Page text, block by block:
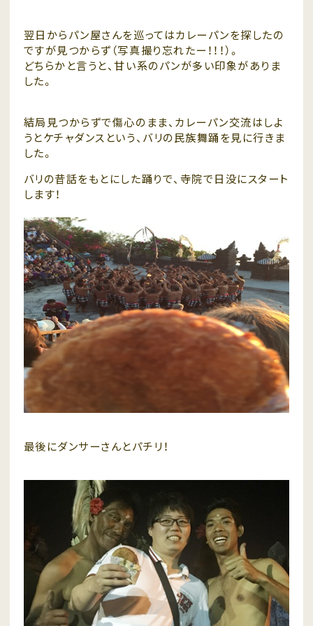
翌日からパン屋さんを巡ってはカレーパンを探したの
ですが見つからず（写真撮り忘れたー！！！）。
どちらかと言うと、甘い系のパンが多い印象がありま
した。
結局見つからずで傷心のまま、カレーパン交流はしよ
うとケチャダンスという、バリの民族舞踊を見に行きま
した。
バリの昔話をもとにした踊りで、寺院で日没にスタート
します！
最後にダンサーさんとパチリ！